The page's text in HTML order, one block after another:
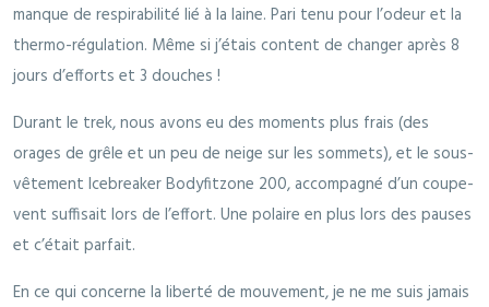
manque de respirabilité lié à la laine. Pari tenu pour l’odeur et la
thermo-régulation. Même si j’étais content de changer après 8
jours d’efforts et 3 douches !
Durant le trek, nous avons eu des moments plus frais (des
orages de grêle et un peu de neige sur les sommets), et le sous-
vêtement Icebreaker Bodyfitzone 200, accompagné d’un coupe-
vent suffisait lors de l’effort. Une polaire en plus lors des pauses
et c’était parfait.
En ce qui concerne la liberté de mouvement, je ne me suis jamais